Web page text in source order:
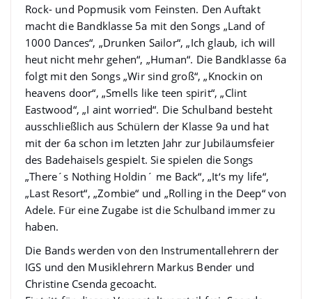
Rock- und Popmusik vom Feinsten. Den Auftakt
macht die Bandklasse 5a mit den Songs „Land of
1000 Dances“, „Drunken Sailor“, „Ich glaub, ich will
heut nicht mehr gehen“, „Human“. Die Bandklasse 6a
folgt mit den Songs „Wir sind groß“, „Knockin on
heavens door“, „Smells like teen spirit“, „Clint
Eastwood“, „I aint worried“. Die Schulband besteht
ausschließlich aus Schülern der Klasse 9a und hat
mit der 6a schon im letzten Jahr zur Jubiläumsfeier
des Badehaisels gespielt. Sie spielen die Songs
„There´s Nothing Holdin´ me Back“, „It‘s my life“,
„Last Resort“, „Zombie“ und „Rolling in the Deep“ von
Adele. Für eine Zugabe ist die Schulband immer zu
haben.
Die Bands werden von den Instrumentallehrern der
IGS und den Musiklehrern Markus Bender und
Christine Csenda gecoacht.